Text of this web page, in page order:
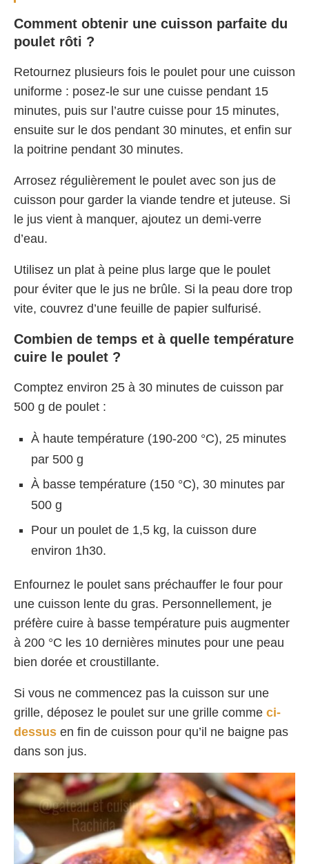
Comment obtenir une cuisson parfaite du
poulet rôti ?
Retournez plusieurs fois le poulet pour une cuisson
uniforme : posez-le sur une cuisse pendant 15
minutes, puis sur l’autre cuisse pour 15 minutes,
ensuite sur le dos pendant 30 minutes, et enfin sur
la poitrine pendant 30 minutes.
Arrosez régulièrement le poulet avec son jus de
cuisson pour garder la viande tendre et juteuse. Si
le jus vient à manquer, ajoutez un demi-verre
d’eau.
Utilisez un plat à peine plus large que le poulet
pour éviter que le jus ne brûle. Si la peau dore trop
vite, couvrez d’une feuille de papier sulfurisé.
Combien de temps et à quelle température
cuire le poulet ?
Comptez environ 25 à 30 minutes de cuisson par
500 g de poulet :
À haute température (190-200 °C), 25 minutes
par 500 g
À basse température (150 °C), 30 minutes par
500 g
Pour un poulet de 1,5 kg, la cuisson dure
environ 1h30.
Enfournez le poulet sans préchauffer le four pour
une cuisson lente du gras. Personnellement, je
préfère cuire à basse température puis augmenter
à 200 °C les 10 dernières minutes pour une peau
bien dorée et croustillante.
Si vous ne commencez pas la cuisson sur une
grille, déposez le poulet sur une grille comme ci-
dessus en fin de cuisson pour qu’il ne baigne pas
dans son jus.